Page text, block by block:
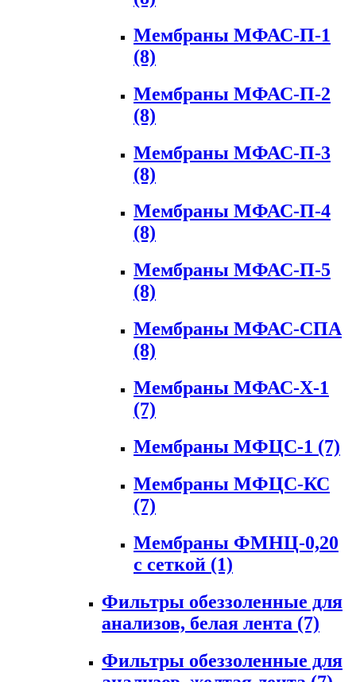
Мембраны МФАС-П-1
(8)
Мембраны МФАС-П-2
(8)
Мембраны МФАС-П-3
(8)
Мембраны МФАС-П-4
(8)
Мембраны МФАС-П-5
(8)
Мембраны МФАС-СПА
(8)
Мембраны МФАС-Х-1
(7)
Мембраны МФЦС-1 (7)
Мембраны МФЦС-КС
(7)
Мембраны ФМНЦ-0,20
с сеткой (1)
Фильтры обеззоленные для
анализов, белая лента (7)
Фильтры обеззоленные для